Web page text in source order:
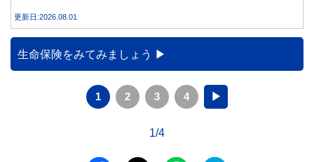
データをもとに、節約効果の目安と快適に過ごすためのポイ
ントを分かりやすく解説します。
更新日:2026.08.01
生命保険をみてみましょう
1 2 3 4 ▶
1/4